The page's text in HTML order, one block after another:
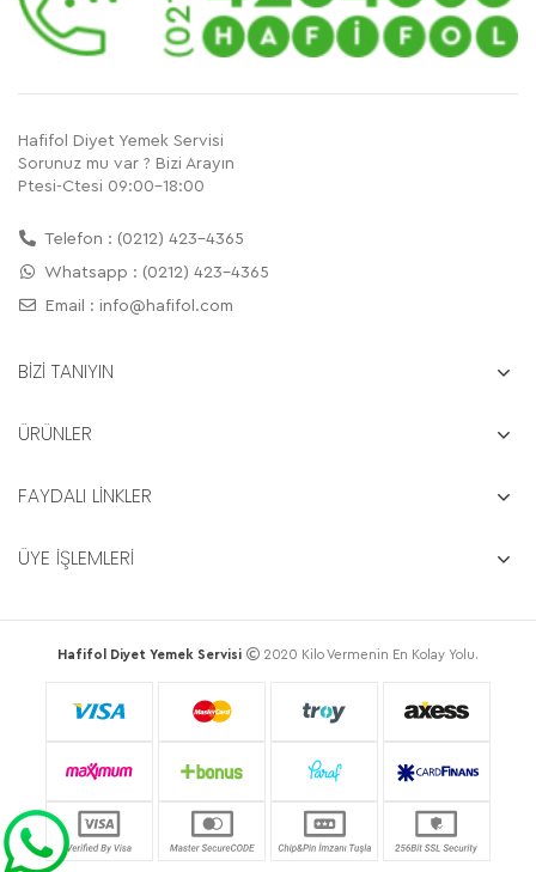
Hafifol Diyet Yemek Servisi
Sorunuz mu var ? Bizi Arayın
Ptesi-Ctesi 09:00-18:00
Telefon : (0212) 423-4365
Whatsapp : (0212) 423-4365
Email : info@hafifol.com
BİZİ TANIYIN
ÜRÜNLER
FAYDALI LİNKLER
ÜYE İŞLEMLERİ
Hafifol Diyet Yemek Servisi 2020 Kilo Vermenin En Kolay Yolu.